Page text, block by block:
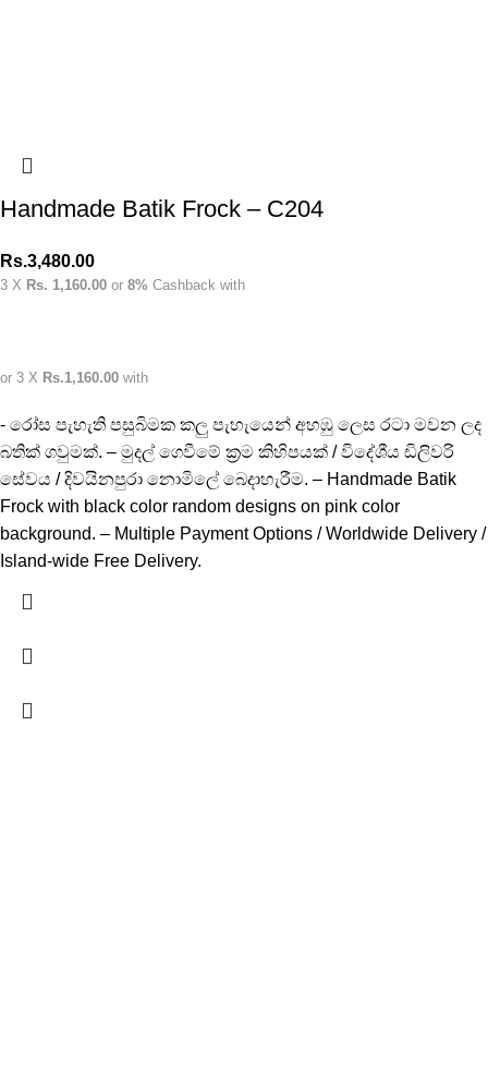
Handmade Batik Frock – C204
Rs.3,480.00
3 X Rs. 1,160.00 or 8% Cashback with
or 3 X Rs.1,160.00 with
- රෝස පැහැති පසුබිමක කලු පැහැයෙන් අහඹු ලෙස රටා මවන ලද
බතික් ගවුමක්. – මුදල් ගෙවීමේ ක්‍රම කිහිපයක් / විදේශීය ඩිලිවරි
සේවය / දිවයිනපුරා නොමිලේ බෙදාහැරීම. – Handmade Batik
Frock with black color random designs on pink color
background. – Multiple Payment Options / Worldwide Delivery /
Island-wide Free Delivery.